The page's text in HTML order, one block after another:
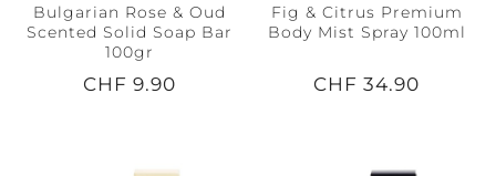
Bulgarian Rose & Oud
Scented Solid Soap Bar
100gr
CHF 9.90
Fig & Citrus Premium
Body Mist Spray 100ml
CHF 34.90